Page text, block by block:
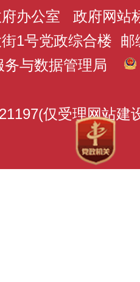
办公室 政府网站
1号党政综合楼 邮
务与数据管理局
仅受理网站建